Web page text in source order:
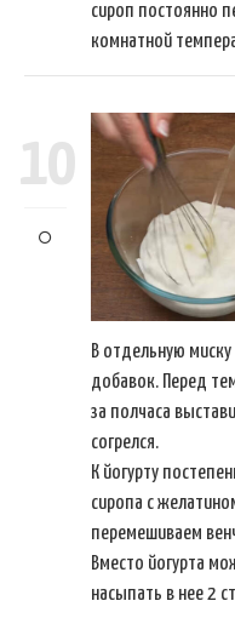
сироп постоянно
комнатной
10
В отдельную
добавок. Перед
за полчаса
согрелся.
К йогурту
сиропа с
перемешиваем
Вместо йогурта
насыпать в нее 2